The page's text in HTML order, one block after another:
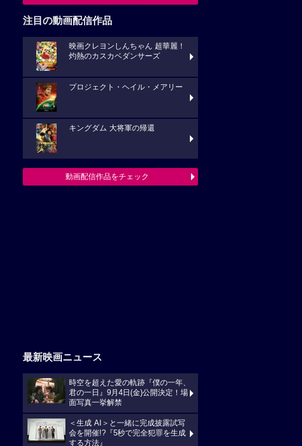
注目の動画配信作品
映画クレヨンしんちゃん 超華麗！
灼熱のカスカベダンサーズ
プロジェクト・ヘイル・メアリー
キングダム 大将軍の帰還
動画配信作品をチェック
最新映画ニュース
時空を超えた愛の軌跡『僕の一年、
君の一日』9月4日(金)公開決定！場
面写真一挙解禁
＜生成 AI＞と一緒に完成披露試写
会を開催!?『5秒で完全犯罪を生成
する方法』